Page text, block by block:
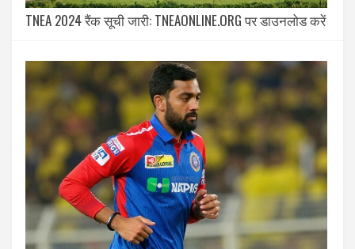
TNEA 2024 रैंक सूची जारी: TNEAONLINE.ORG पर डाउनलोड करें